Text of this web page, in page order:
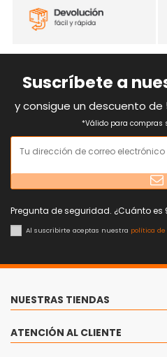
COMPRAR
-12%
Crave
148,95 €170,00 €
-12%